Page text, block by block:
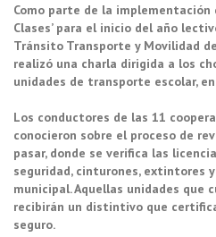
Como parte de la implementación
Clases’ para el inicio del año
Tránsito Transporte y Movilidad
realizó una charla dirigida a los
unidades de transporte escolar, en
Los conductores de las 11
conocieron sobre el proceso de
pasar, donde se verifica las
seguridad, cinturones, extintores
municipal. Aquellas unidades que
recibirán un distintivo que
seguro.